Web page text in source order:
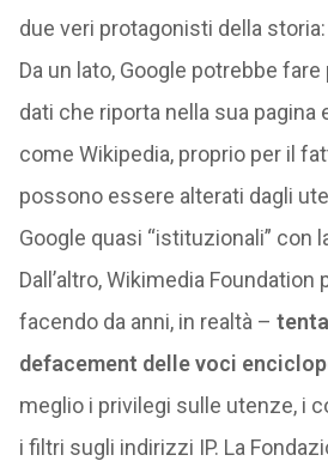
due veri protagonisti della
Da un lato, Google potrebbe
dati che riporta nella sua pagina
come Wikipedia, proprio per il
possono essere alterati dagli
Google quasi “istituzionali” con
Dall’altro, Wikimedia
facendo da anni, in realtà –
defacement delle voci
meglio i privilegi sulle utenze, i
i filtri sugli indirizzi IP. La